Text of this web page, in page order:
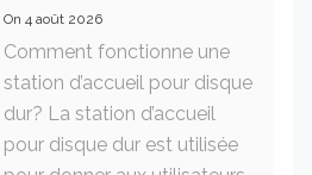
On 4 août 2026
Comment fonctionne une
station d’accueil pour disque
dur? La station d’accueil
pour disque dur est utilisée